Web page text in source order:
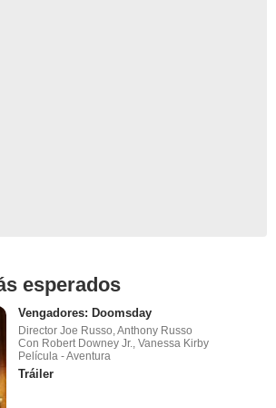
esperados
Vengadores: Doomsday
Director Joe Russo, Anthony Russo
Con Robert Downey Jr., Vanessa Kirby
Película - Aventura
Tráiler